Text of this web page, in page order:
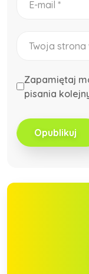
Zapamiętaj
pisania
Opublikuj